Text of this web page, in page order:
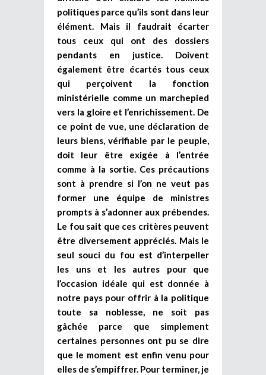
politiques parce qu’ils sont dans leur
élément. Mais il faudrait écarter
tous ceux qui ont des dossiers
pendants en justice. Doivent
également être écartés tous ceux
qui perçoivent la fonction
ministérielle comme un marchepied
vers la gloire et l’enrichissement. De
ce point de vue, une déclaration de
leurs biens, vérifiable par le peuple,
doit leur être exigée à l’entrée
comme à la sortie. Ces précautions
sont à prendre si l’on ne veut pas
former une équipe de ministres
prompts à s’adonner aux prébendes.
Le fou sait que ces critères peuvent
être diversement appréciés. Mais le
seul souci du fou est d’interpeller
les uns et les autres pour que
l’occasion idéale qui est donnée à
notre pays pour offrir à la politique
toute sa noblesse, ne soit pas
gâchée parce que simplement
certaines personnes ont pu se dire
que le moment est enfin venu pour
elles de s’empiffrer. Pour terminer, je